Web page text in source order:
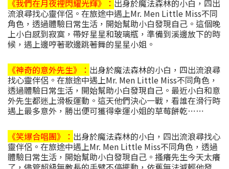
《我們在月夜裡閃耀光輝》： 出身於魔法森林的小白，四出
流浪尋找心靈伴侶。在旅途中遇上Mr. Men Little Miss不同
角色，透過體驗日常生活，開始幫助小白發現自己。這個晚
上小白感到寂寞，帶好星星和玻璃瓶，準備到溪邊放下的時
候，遇上邊哼著歌邊跳著舞的星星小姐。
《神奇的意外先生》： 出身於魔法森林的小白，四出流浪尋
找心靈伴侶。在旅途中遇上Mr. Men Little Miss不同角色，
透過體驗日常生活，開始幫助小白發現自己。最近小白和意
外先生都迷上滑板運動。這天他們決心一戰，看誰在滑行時
遇上最多意外，勝出便可獲得幸運小姐的草莓餅乾⋯⋯
《笑爆合唱團》： 出身於魔法森林的小白，四出流浪尋找心
靈伴侶。在旅途中遇上Mr. Men Little Miss不同角色，透過
體驗日常生活，開始幫助小白發現自己。搔癢先生今天太癢